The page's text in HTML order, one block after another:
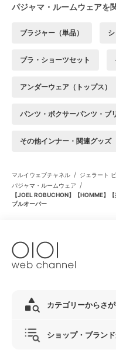
パジャマ・ルームウェアを
ブラジャー（単品）
ブラ・ショーツセット
アンダーウェア（トップス）
パンツ・ボクサーパンツ・ブ
その他インナー・関連グッズ
マルイウェブチャネル / ジェラート
パジャマ・ルームウェア /
【JOEL ROBUCHON】【HOMME】
プルオーバー
カテゴリーからさ
ショップ・ブラン